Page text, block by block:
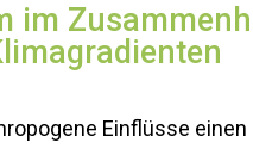
im
Einflüsse